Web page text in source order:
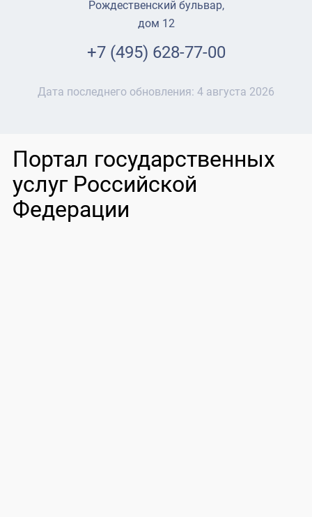
Рождественский бульвар,
дом 12
+7 (495) 628-77-00
Дата последнего обновления: 4 августа 2026
Портал государственных
услуг Российской
Федерации